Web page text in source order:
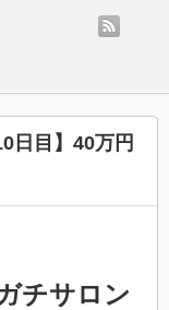
日目】40万円
チサロン